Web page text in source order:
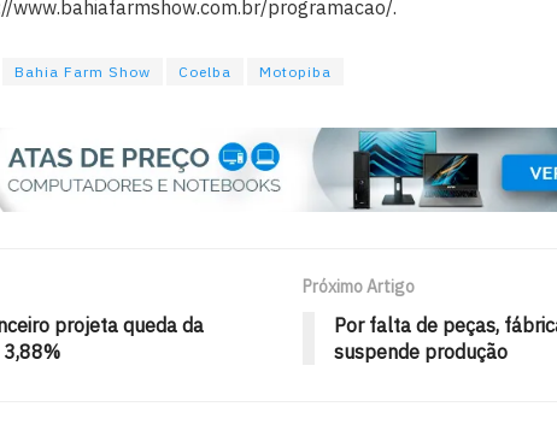
www.bahiafarmshow.com.br/programacao/.
Bahia Farm Show Coelba Motopiba
projeta queda da
Próximo Artigo
Por falta de peças,
suspende produção